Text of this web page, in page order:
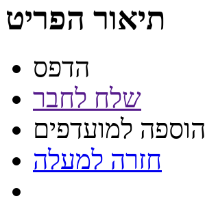
תיאור הפריט
הדפס
שלח לחבר
הוספה למועדפים
חזרה למעלה